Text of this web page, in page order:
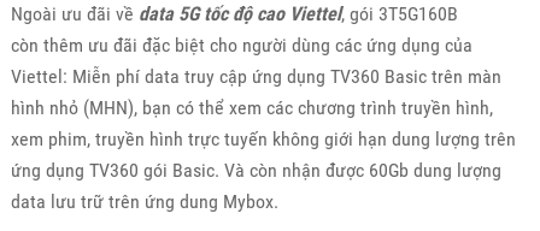
Ngoài ưu đãi về data 5G tốc độ cao Viettel, gói 3T5G160B
còn thêm ưu đãi đặc biệt cho người dùng các ứng dụng của
Viettel: Miễn phí data truy cập ứng dụng TV360 Basic trên màn
hình nhỏ (MHN), bạn có thể xem các chương trình truyền hình,
xem phim, truyền hình trực tuyến không giới hạn dung lượng trên
ứng dụng TV360 gói Basic. Và còn nhận được 60Gb dung lượng
data lưu trữ trên ứng dung Mybox.